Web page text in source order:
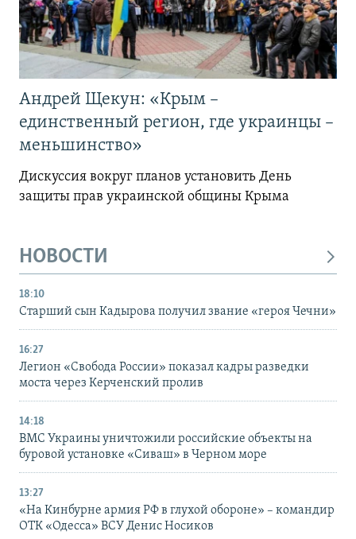
Андрей Щекун: «Крым –
единственный регион, где украинцы –
меньшинство»
Дискуссия вокруг планов установить День
защиты прав украинской общины Крыма
НОВОСТИ
18:10
Старший сын Кадырова получил звание «героя Чечни»
16:27
Легион «Свобода России» показал кадры разведки
моста через Керченский пролив
14:18
ВМС Украины уничтожили российские объекты на
буровой установке «Сиваш» в Черном море
13:27
«На Кинбурне армия РФ в глухой обороне» – командир
ОТК «Одесса» ВСУ Денис Носиков